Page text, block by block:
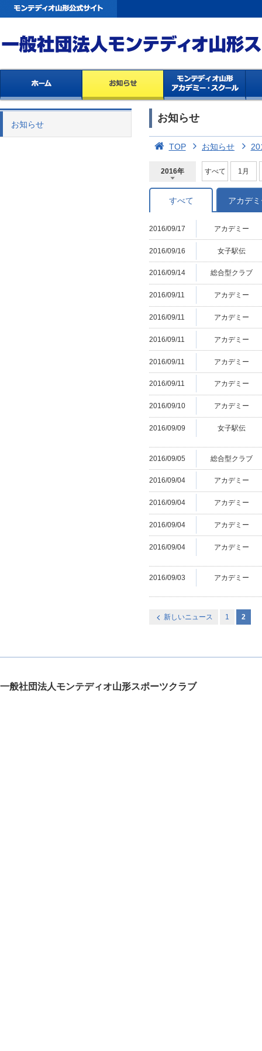
お知らせ
お知らせ
TOP お知らせ
2016年
2026年
2025年
2024年
2023年
2022年
2021年
2020年
2019年
2018年
2017年
2016年
2015年
2014年
すべて 1月
すべて アカデ
2016/09/17 アカデミー
2016/09/16 女子駅伝
2016/09/14 総合型クラブ
2016/09/11 アカデミー
2016/09/11 アカデミー
2016/09/11 アカデミー
2016/09/11 アカデミー
2016/09/11 アカデミー
2016/09/10 アカデミー
2016/09/09 女子駅伝
2016/09/05 総合型クラブ
2016/09/04 アカデミー
2016/09/04 アカデミー
2016/09/04 アカデミー
2016/09/04 アカデミー
2016/09/03 アカデミー
新しいニュース 1 2
一般社団法人モンテディオ山形スポーツクラブ